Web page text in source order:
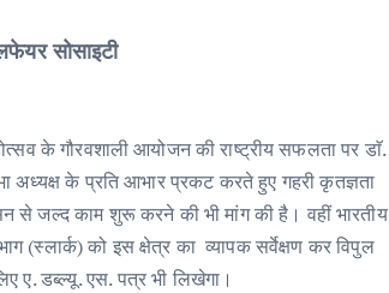
सोसाइटी
के गौरवशाली आयोजन की राष्ट्रीय सफलता पर डाॅ.
अध्यक्ष के प्रति आभार प्रकट करते हुए गहरी कृतज्ञता
से जल्द काम शुरू करने की भी मांग की है। वहीं भारतीय
(स्लार्क) को इस क्षेत्र का व्यापक सर्वेक्षण कर विपुल
ए. डब्ल्यू. एस. पत्र भी लिखेगा‌।